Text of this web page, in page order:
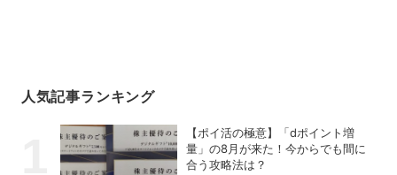
人気記事ランキング
【ポイ活の極意】「dポイント増
量」の8月が来た！今からでも間に
合う攻略法は？